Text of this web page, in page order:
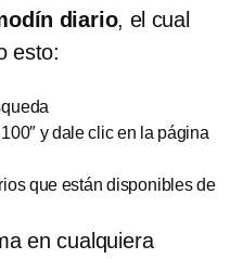
diario, el cual
esto:
y dale clic en la página
que están disponibles de
en cualquiera